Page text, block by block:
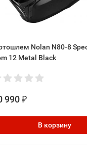
Nolan N80-8
12 Metal Black
990 ₽
В корзину